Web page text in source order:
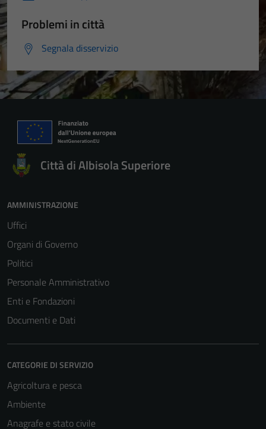
Problemi in città
Segnala disservizio
Città di Albisola Superiore
AMMINISTRAZIONE
Uffici
Organi di Governo
Politici
Personale Amministrativo
Enti e Fondazioni
Documenti e Dati
CATEGORIE DI SERVIZIO
Agricoltura e pesca
Ambiente
Anagrafe e stato civile